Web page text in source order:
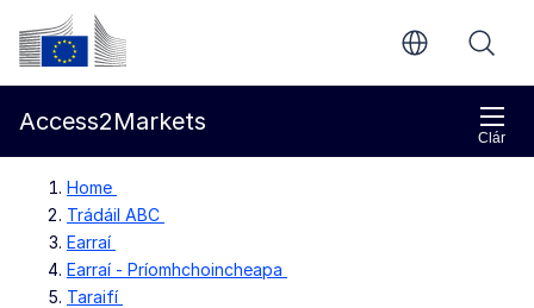
Chuig an bpríomhinneachar
Coimisiún Eorpach
Clár
Access2Markets
Home
Trádáil ABC
Earraí
Earraí - Príomhchoincheapa
Taraifí